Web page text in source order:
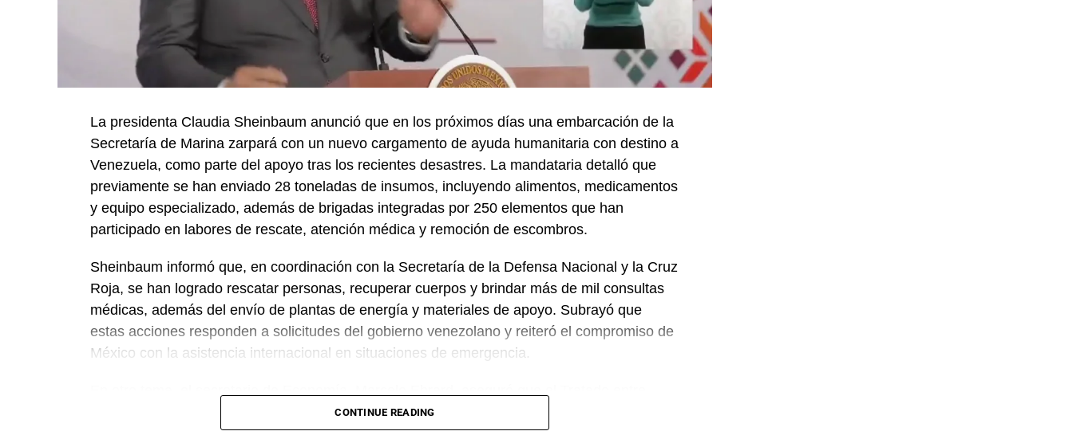
La presidenta Claudia Sheinbaum anunció que en los próximos días una embarcación de la
Secretaría de Marina zarpará con un nuevo cargamento de ayuda humanitaria con destino a
Venezuela, como parte del apoyo tras los recientes desastres. La mandataria detalló que
previamente se han enviado 28 toneladas de insumos, incluyendo alimentos, medicamentos
y equipo especializado, además de brigadas integradas por 250 elementos que han
participado en labores de rescate, atención médica y remoción de escombros.
Sheinbaum informó que, en coordinación con la Secretaría de la Defensa Nacional y la Cruz
Roja, se han logrado rescatar personas, recuperar cuerpos y brindar más de mil consultas
médicas, además del envío de plantas de energía y materiales de apoyo. Subrayó que
estas acciones responden a solicitudes del gobierno venezolano y reiteró el compromiso de
México con la asistencia internacional en situaciones de emergencia.
México, Estados Unidos y Canadá (T-MEC) se mantiene sin cambios y continúa ofreciendo
certidumbre a inversionistas, pese a los procesos de revisión previstos. Por su parte, la
CONTINUE READING